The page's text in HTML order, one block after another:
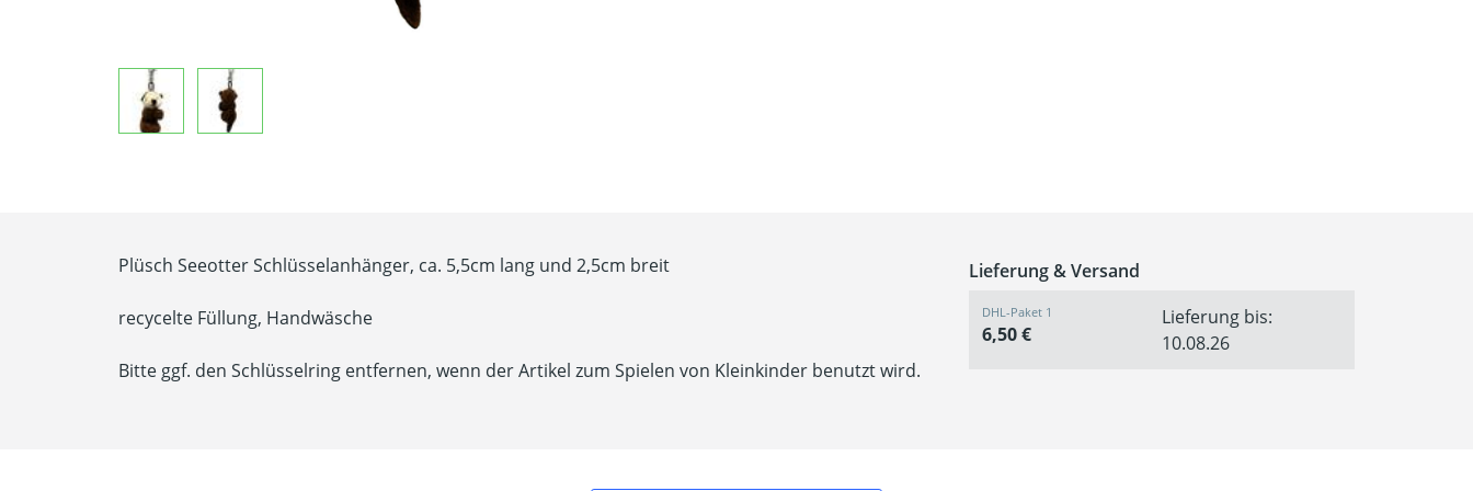
Plüsch Seeotter Schlüsselanhänger, ca. 5,5cm lang und 2,5cm breit
recycelte Füllung, Handwäsche
Bitte ggf. den Schlüsselring entfernen, wenn der Artikel zum Spielen von Kleinkinder benutzt wird.
Lieferung & Versand
DHL-Paket 1
6,50 €
Lieferung bis:
10.08.26